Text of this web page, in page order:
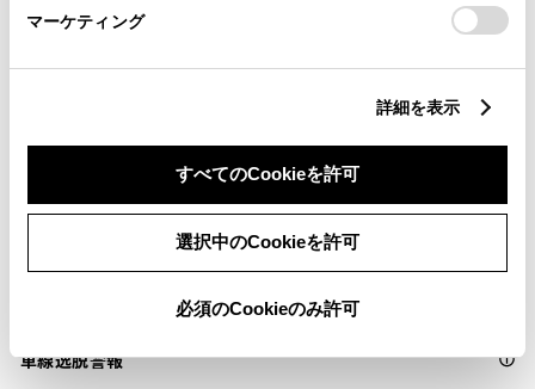
マーケティング
詳細を表示
すべてのCookieを許可
選択中のCookieを許可
必須のCookieのみ許可
安全装置・運転サポート
衝突被害軽減ブレーキ
ｽﾏｰﾄｱｼｽﾄの衝突回避支援ﾌﾞﾚｰｷ機能（対車両・歩行者）
車線逸脱警報